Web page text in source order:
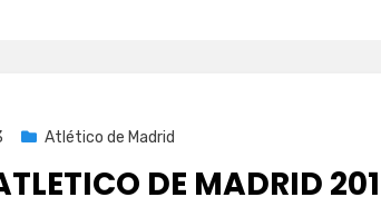
Atlético de Madrid
DE MADRID